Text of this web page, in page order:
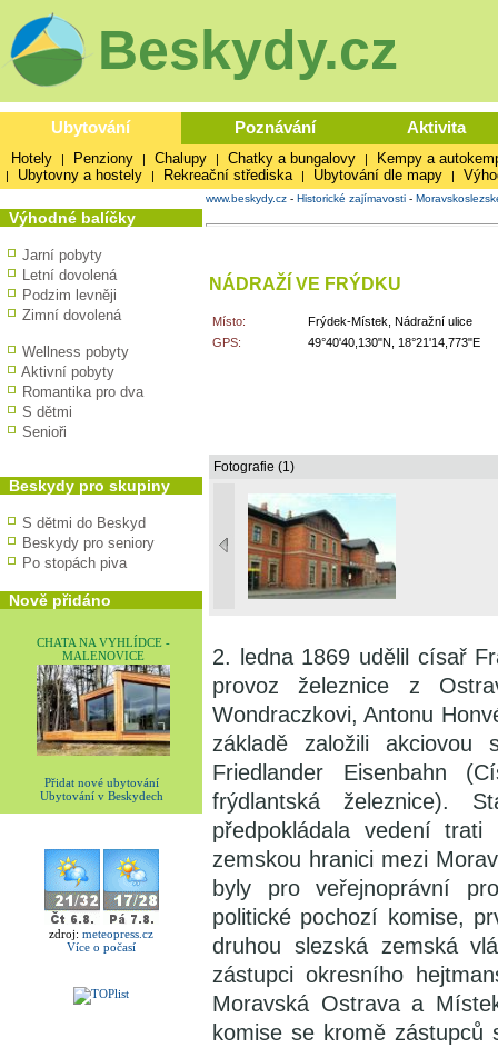
Beskydy.cz
Ubytování Poznávání Aktivita
Hotely | Penziony | Chalupy | Chatky a bungalovy | Kempy a
| Ubytovny a hostely | Rekreační střediska | Ubytování dle mapy |
Výhodné balíčky
Jarní pobyty
Letní dovolená
Podzim levněji
Zimní dovolená
Wellness pobyty
Aktivní pobyty
Romantika pro dva
S dětmi
Senioři
Beskydy pro skupiny
S dětmi do Beskyd
Beskydy pro seniory
Po stopách piva
Nově přidáno
CHATA NA VYHLÍDCE -
MALENOVICE
Přidat nové ubytování
Ubytování v Beskydech
zdroj: meteopress.cz
Více o počasí
www.beskydy.cz - Historické zajímavosti -
NÁDRAŽÍ VE FRÝDKU
Místo:
Frýdek-Místek, Nádražní ulice
GPS:
49°40'40,130"N, 18°21'14,773"E
Fotografie (1)
2. ledna 1869 udělil císař
provoz železnice z
Wondraczkovi, Antonu
základě založili
Friedlander Eisenbahn
frýdlantská železnice).
předpokládala vedení
zemskou hranici mezi
byly pro veřejnoprávní
politické pochozí komise,
druhou slezská zemská
zástupci okresního
Moravská Ostrava a
komise se kromě zástupců